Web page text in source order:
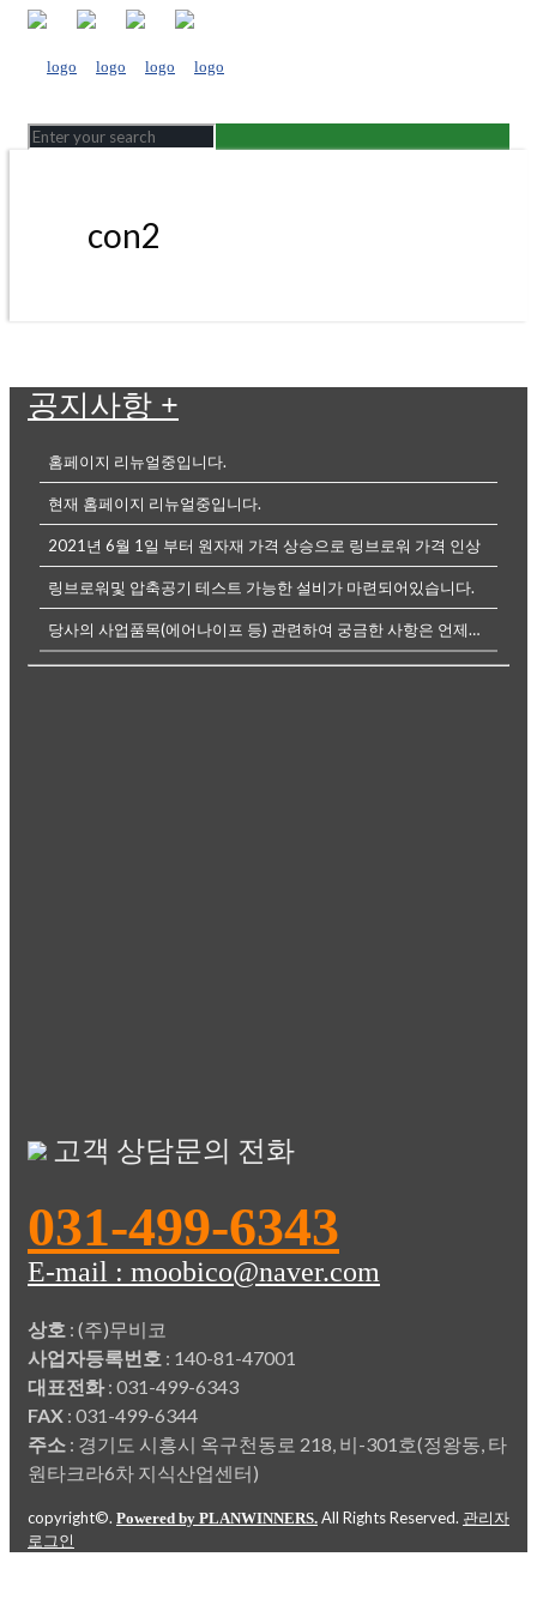
con2
공지사항 +
홈페이지 리뉴얼중입니다.
현재 홈페이지 리뉴얼중입니다.
2021년 6월 1일 부터 원자재 가격 상승으로 링브로워 가격 인상
링브로워및 압축공기 테스트 가능한 설비가 마련되어있습니다.
당사의 사업품목(에어나이프 등) 관련하여 궁금한 사항은 언제든전화나, 메...
고객 상담문의 전화
031-499-6343
E-mail : moobico@naver.com
상호 : (주)무비코
사업자등록번호 : 140-81-47001
대표전화: 031-499-6343
FAX : 031-499-6344
주소 : 경기도 시흥시 옥구천동로 218, 비-301호(정왕동, 타
원타크라6차 지식산업센터)
copyright©. Powered by PLANWINNERS. All Rights Reserved. 관리자
로그인